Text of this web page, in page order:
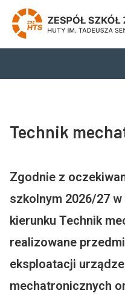
Zespół Szkół
Technik
Zgodnie z
szkolnym 2026/27
kierunku Technik
realizowane
eksploatacji
mechatronicznych